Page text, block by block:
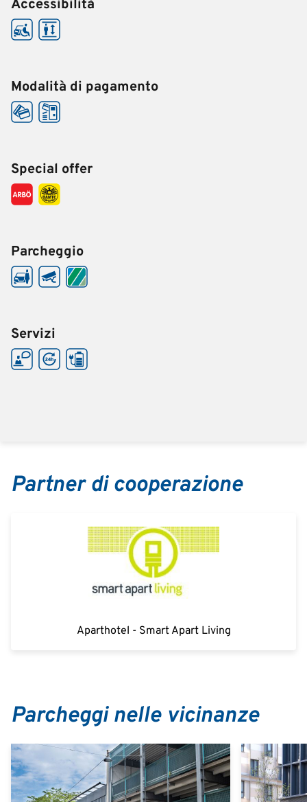
Accessibilità
Modalità di pagamento
Special offer
Parcheggio
Servizi
Partner di cooperazione
Aparthotel - Smart Apart Living
Parcheggi nelle vicinanze